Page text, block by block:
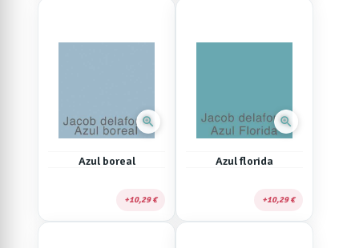
zoom_in
Azul boreal
10,29 €
zoom_in
Azul florida
10,29 €